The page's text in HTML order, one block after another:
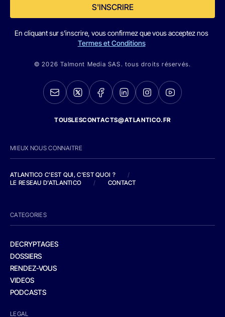
S'INSCRIRE
En cliquant sur s'inscrire, vous confirmez que vous acceptez nos
Termes et Conditions
© 2026 Talmont Media SAS. tous droits réservés.
TOUSLESCONTACTS@ATLANTICO.FR
MIEUX NOUS CONNAITRE
ATLANTICO C'EST QUI, C'EST QUOI ?
/
LE RESEAU D'ATLANTICO
/ CONTACT
CATEGORIES
DECRYPTAGES
DOSSIERS
RENDEZ-VOUS
VIDEOS
PODCASTS
LEGAL